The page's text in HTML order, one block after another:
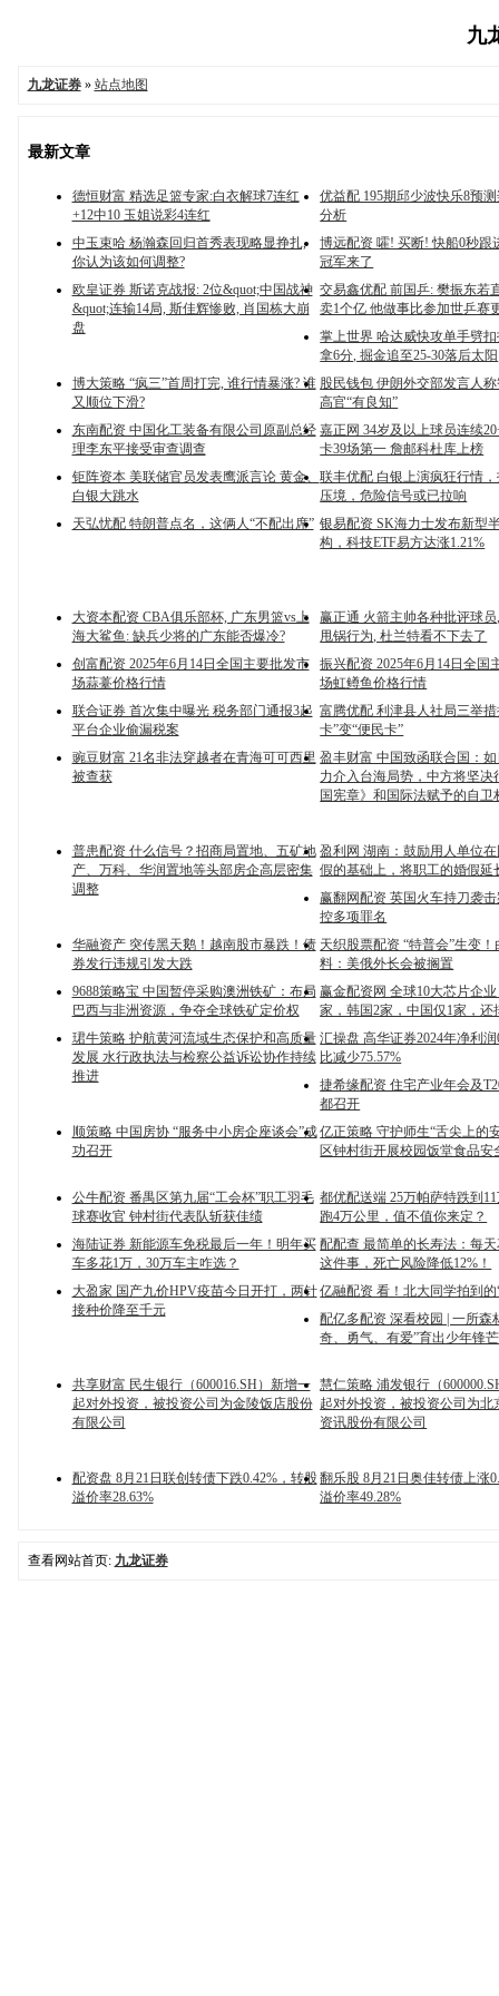
九
九龙证券» 站点地图
最新文章
德恒财富 精选足篮专家:白衣解球7连红
+12中10 玉姐说彩4连红
优益配 195期邱少波快乐8预
分析
中玉束哈 杨瀚森回归首秀表现略显挣扎,
你认为该如何调整?
博远配资 嚯! 买断! 快船0秒跟
冠军来了
欧皇证券 斯诺克战报: 2位&quot;中国战神
&quot;连输14局, 斯佳辉惨败, 肖国栋大崩
盘
交易鑫优配 前国乒: 樊振东若
卖1个亿 他做事比参加世乒赛
掌上世界 哈达威快攻单手劈
拿6分, 掘金追至25-30落后太阳
博大策略 “疯三”首周打完, 谁行情暴涨? 谁
又顺位下滑?
股民钱包 伊朗外交部发言人
高官“有良知”
东南配资 中国化工装备有限公司原副总经
理李东平接受审查调查
嘉正网 34岁及以上球员连续
卡39场第一 詹邮科杜库上榜
钜阵资本 美联储官员发表鹰派言论 黄金、
白银大跳水
联丰优配 白银上演疯狂行情
压境，危险信号或已拉响
天弘忧配 特朗普点名，这俩人“不配出席” 银易配资 SK海力士发布新型
构，科技ETF易方达涨1.21%
大资本配资 CBA俱乐部杯, 广东男篮vs上
海大鲨鱼: 缺兵少将的广东能否爆冷?
赢正通 火箭主帅各种批评球
甩锅行为, 杜兰特看不下去了
创富配资 2025年6月14日全国主要批发市
场蒜薹价格行情
振兴配资 2025年6月14日全国
场虹鳟鱼价格行情
联合证券 首次集中曝光 税务部门通报3起
平台企业偷漏税案
富腾优配 利津县人社局三举
卡”变“便民卡”
豌豆财富 21名非法穿越者在青海可可西里
被查获
盈丰财富 中国致函联合国：
力介入台海局势，中方将坚决
国宪章》和国际法赋予的自卫
普患配资 什么信号？招商局置地、五矿地
产、万科、华润置地等头部房企高层密集
调整
盈利网 湖南：鼓励用人单位
假的基础上，将职工的婚假延
赢翻网配资 英国火车持刀袭
控多项罪名
华融资产 突传黑天鹅！越南股市暴跌！债
券发行违规引发大跌
天织股票配资 “特普会”生变
料：美俄外长会被搁置
9688策略宝 中国暂停采购澳洲铁矿：布局
巴西与非洲资源，争夺全球铁矿定价权
赢金配资网 全球10大芯片企
家，韩国2家，中国仅1家，还
珺牛策略 护航黄河流域生态保护和高质量
发展 水行政执法与检察公益诉讼协作持续
推进
汇操盘 高华证券2024年净利
比减少75.57%
捷希缘配资 住宅产业年会及
都召开
顺策略 中国房协 “服务中小房企座谈会”成
功召开
亿正策略 守护师生“舌尖上的
区钟村街开展校园饭堂食品安
公牛配资 番禺区第九届“工会杯”职工羽毛
球赛收官 钟村街代表队斩获佳绩
都优配送端 25万帕萨特跌到
跑4万公里，值不值你来定？
海陆证券 新能源车免税最后一年！明年买
车多花1万，30万车主咋选？
配配查 最简单的长寿法：每
这件事，死亡风险降低12%！
大盈家 国产九价HPV疫苗今日开打，两针
接种价降至千元
亿融配资 看！北大同学拍到的
配亿多配资 深看校园 | 一所森
奇、勇气、有爱”育出少年锋芒
共享财富 民生银行（600016.SH）新增一
起对外投资，被投资公司为金陵饭店股份
有限公司
慧仁策略 浦发银行（
起对外投资，被投资公司为北
资讯股份有限公司
配资盘 8月21日联创转债下跌0.42%，转股
溢价率28.63%
翻乐股 8月21日奥佳转债上涨
溢价率49.28%
查看网站首页: 九龙证券